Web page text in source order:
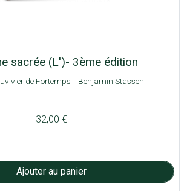
sacrée (L')- 3ème édition
de Fortemps Benjamin Stassen
32,00 €